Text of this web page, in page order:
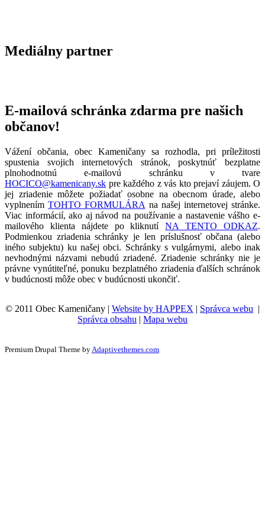
Mediálny partner
E-mailová schránka zdarma pre našich
občanov!
Vážení občania, obec Kameničany sa rozhodla, pri príležitosti
spustenia svojich internetových stránok, poskytnúť bezplatne
plnohodnotnú e-mailovú schránku v tvare
HOCICO@kamenicany.sk pre každého z vás kto prejaví záujem. O
jej zriadenie môžete požiadať osobne na obecnom úrade, alebo
vyplnenímTOHTO FORMULÁRA na našej internetovej stránke.
Viac informácií, ako aj návod na používanie a nastavenie vášho e-
mailového klienta nájdete po kliknutíNA TENTO ODKAZ.
Podmienkou zriadenia schránky je len príslušnosť občana (alebo
iného subjektu) ku našej obci. Schránky s vulgárnymi, alebo inak
nevhodnými názvami nebudú zriadené. Zriadenie schránky nie je
právne vynútiteľné, ponuku bezplatného zriadenia ďalších schránok
v budúcnosti môže obec v budúcnosti ukončiť.
© 2011 Obec Kameničany | Website by HAPPEX | Správca webu |
Správca obsahu | Mapa webu
Premium Drupal Theme by Adaptivethemes.com